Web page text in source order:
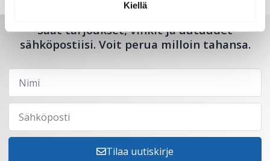
Kiellä
Saat tarjoukset, vinkit ja uutuudet
sähköpostiisi. Voit perua milloin tahansa.
Tilaa uutiskirje